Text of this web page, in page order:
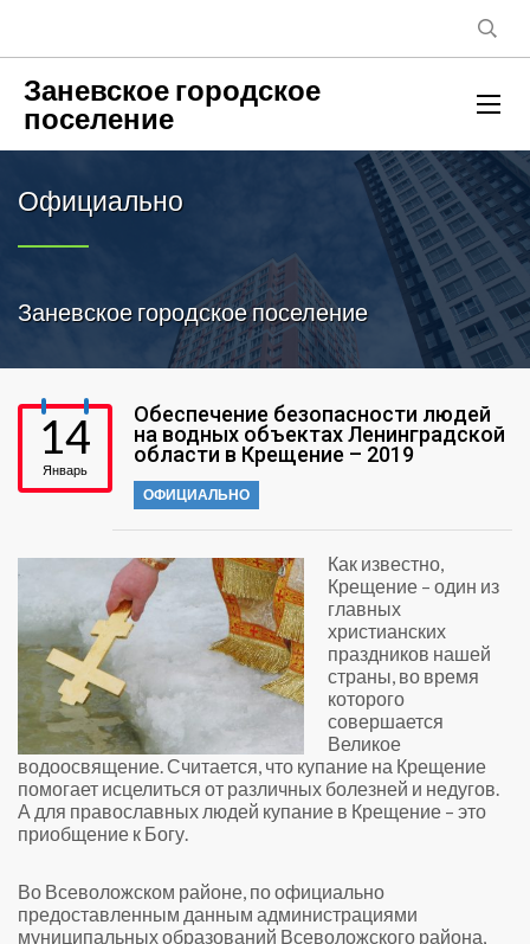
Заневское городское
поселение
Официально
Заневское городское поселение
14
Январь
Обеспечение безопасности людей
на водных объектах Ленинградской
области в Крещение – 2019
ОФИЦИАЛЬНО
Как известно,
Крещение – один из
главных
христианских
праздников нашей
страны, во время
которого
совершается
Великое
водоосвящение. Считается, что купание на Крещение
помогает исцелиться от различных болезней и недугов.
А для православных людей купание в Крещение – это
приобщение к Богу.
Во Всеволожском районе, по официально
предоставленным данным администрациями
муниципальных образований Всеволожского района,